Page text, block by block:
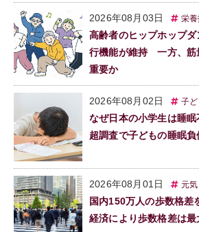
2026年08月03日 栄
高齢者のヒップホップ
行機能が維持 一方、筋
重要か
2026年08月02日 子
なぜ日本の小学生は睡
超調査で子どもの睡眠負
2026年08月01日 元
国内150万人の歩数格差
経済により歩数格差は最